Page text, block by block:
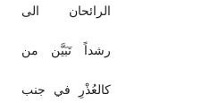
الرائحان الى
رشداً تَبَيَّن من
كالعُذْرِ في جنب